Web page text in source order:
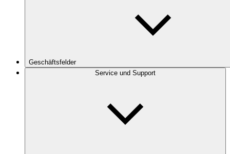
Geschäftsfelder
Service und Support